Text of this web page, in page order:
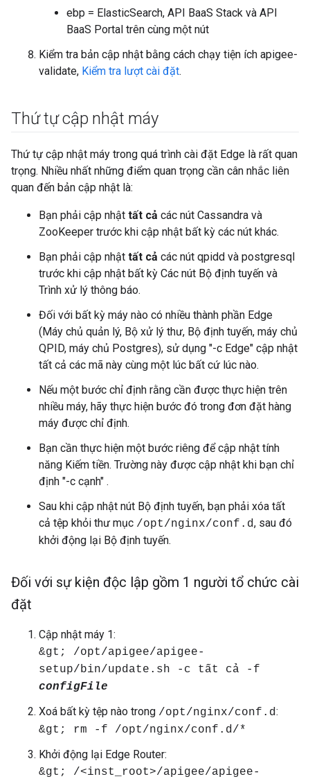
ebp = ElasticSearch, API BaaS Stack và API
BaaS Portal trên cùng một nút
Kiểm tra bản cập nhật bằng cách chạy tiện ích apigee-
validate, Kiểm tra lượt cài đặt.
Thứ tự cập nhật máy
Thứ tự cập nhật máy trong quá trình cài đặt Edge là rất quan
trọng. Nhiều nhất những điểm quan trọng cần cân nhắc liên
quan đến bản cập nhật là:
Bạn phải cập nhật tất cả các nút Cassandra và
ZooKeeper trước khi cập nhật bất kỳ các nút khác.
Bạn phải cập nhật tất cả các nút qpidd và postgresql
trước khi cập nhật bất kỳ Các nút Bộ định tuyến và
Trình xử lý thông báo.
Đối với bất kỳ máy nào có nhiều thành phần Edge
(Máy chủ quản lý, Bộ xử lý thư, Bộ định tuyến, máy chủ
QPID, máy chủ Postgres), sử dụng "-c Edge" cập nhật
tất cả các mã này cùng một lúc bất cứ lúc nào.
Nếu một bước chỉ định rằng cần được thực hiện trên
nhiều máy, hãy thực hiện bước đó trong đơn đặt hàng
máy được chỉ định.
Bạn cần thực hiện một bước riêng để cập nhật tính
năng Kiếm tiền. Trường này được cập nhật khi bạn chỉ
định "-c cạnh" .
Sau khi cập nhật nút Bộ định tuyến, bạn phải xóa tất
cả tệp khỏi thư mục /opt/nginx/conf.d, sau đó
khởi động lại Bộ định tuyến.
Đối với sự kiện độc lập gồm 1 người tổ chức cài
đặt
Cập nhật máy 1:
&gt; /opt/apigee/apigee-
setup/bin/update.sh -c tất cả -f
configFile
Xoá bất kỳ tệp nào trong /opt/nginx/conf.d:
&gt; rm -f /opt/nginx/conf.d/*
Khởi động lại Edge Router:
&gt; /<inst_root>/apigee/apigee-